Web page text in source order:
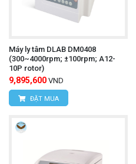
Máy ly tâm DLAB DM0408
(300~4000rpm; ±100rpm; A12-
10P rotor)
9,895,600 VND
ĐẶT MUA